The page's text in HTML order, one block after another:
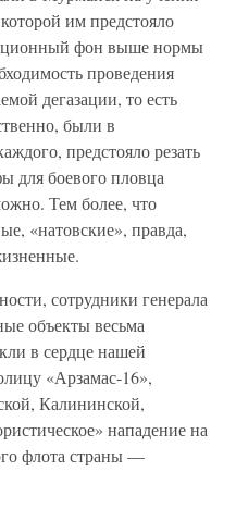
им предстояло
фон выше нормы
проведения
дегазации, то есть
были в
предстояло резать
для боевого пловца
Тем более, что
«натовские», правда,
сотрудники генерала
объекты весьма
в сердце нашей
«Арзамас-16»,
Калининской,
нападение на
флота страны —